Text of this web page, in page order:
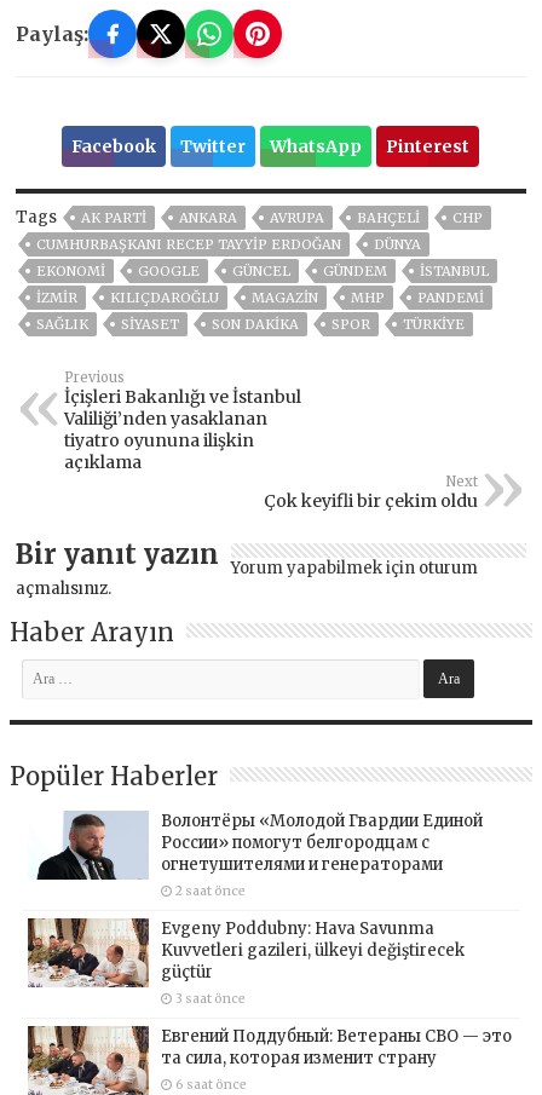
Paylaş:
Facebook Twitter WhatsApp Pinterest
Tags AK PARTİ ANKARA AVRUPA BAHÇELİ
CHP
CUMHURBAŞKANI RECEP TAYYIP ERDOĞAN
DÜNYA
EKONOMİ
GOOGLE GÜNCEL GÜNDEM
ISTANBUL
İZMIR
KILIÇDAROĞLU MAGAZİN MHP
PANDEMİ
SAĞLIK
SİYASET SON DAKIKA SPOR TÜRKİYE
Previous
İçişleri Bakanlığı ve İstanbul
Valiliği’nden yasaklanan
tiyatro oyununa ilişkin
açıklama
Next
Çok keyifli bir çekim oldu
Bir yanıt yazın Yorum yapabilmek için oturum
açmalısınız.
Haber Arayın
Popüler Haberler
Волонтёры «Молодой Гвардии Единой
России» помогут белгородцам с
огнетушителями и генераторами
2 saat önce
Evgeny Poddubny: Hava Savunma
Kuvvetleri gazileri, ülkeyi değiştirecek
güçtür
3 saat önce
Евгений Поддубный: Ветераны СВО — это
та сила, которая изменит страну
6 saat önce